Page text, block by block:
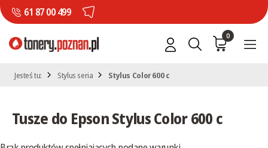
61 87 00 499
0
Jesteś tu: Stylus seria Stylus Color 600 c
Tusze do Epson Stylus Color 600 c